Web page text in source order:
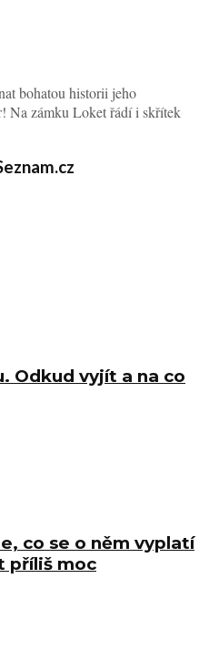
bohatou historii jeho
Na zámku Loket řádí i skřítek
Odkud vyjít a na co
co se o něm vyplatí
příliš moc